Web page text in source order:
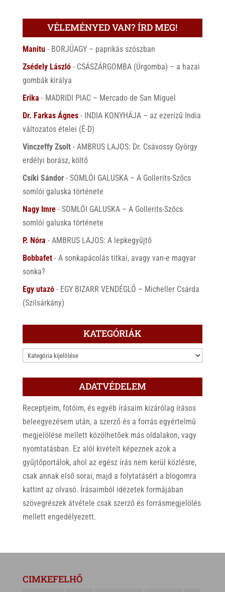
VÉLEMÉNYED VAN? ÍRD MEG!
Manitu- BORJÚAGY – paprikás szószban
Zsédely László- CSÁSZÁRGOMBA (Úrgomba) – a hazai
gombák királya
Erika - MADRIDI PIAC – Mercado de San Miguel
Dr. Farkas Ágnes- INDIA KONYHÁJA – az ezerízű India
változatos ételei (É-D)
Vinczeffy Zsolt- AMBRUS LAJOS: Dr. Csávossy György
erdélyi borász, költő
Csíki Sándor- SOMLÓI GALUSKA – A Gollerits-Szőcs
somlói galuska története
Nagy Imre- SOMLÓI GALUSKA – A Gollerits-Szőcs
somlói galuska története
P. Nóra - AMBRUS LAJOS: A lepkegyűjtő
Bobbafet- A sonkapácolás titkai, avagy van-e magyar
sonka?
Egy utazó- EGY BIZARR VENDÉGLŐ – Micheller Csárda
(Szilsárkány)
KATEGÓRIÁK
KATEGÓRIÁK
ADATVÉDELEM
Receptjeim, fotóim, és egyéb írásaim kizárólag írásos
beleegyezésem után, a szerző és a forrás egyértelmű
megjelölése mellett közölhetőek más oldalakon, vagy
nyomtatásban. Ez alól kivételt képeznek azok a
gyűjtőportálok, ahol az egész írás nem kerül közlésre,
csak annak első sorai, majd a folytatásért a blogomra
kattint az olvasó. Írásaimból idézetek formájában
szövegrészek átvétele csak szerző és forrásmegjelölés
mellett engedélyezett.
CIMKEFELHŐ